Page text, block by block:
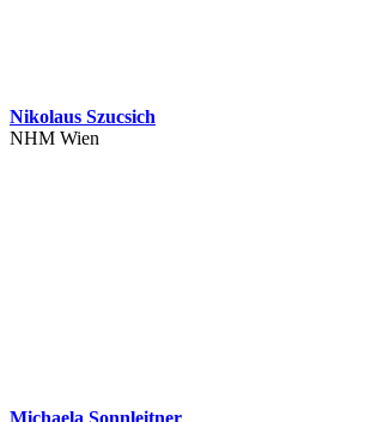
Nikolaus Szucsich
NHM Wien